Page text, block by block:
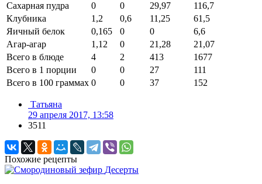
Сахарная пудра
0 0 29,97
116,7
Клубника
1,2 0,6 11,25
61,5
Яичный белок
0,165 0 0
6,6
Агар-агар
1,12 0 21,28
21,07
Всего в блюде
4 2 413
1677
Всего в 1 порции
0 0 27
111
Всего в 100 граммах 0 0 37 152
Татьяна
29 апреля 2017, 13:58
3511
Похожие рецепты
Десерты